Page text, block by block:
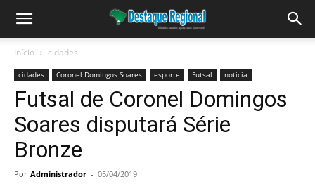
Início cidades
cidades Coronel Domingos Soares esporte Futsal noticia
Futsal de Coronel Domingos
Soares disputará Série
Bronze
Por Administrador - 05/04/2019